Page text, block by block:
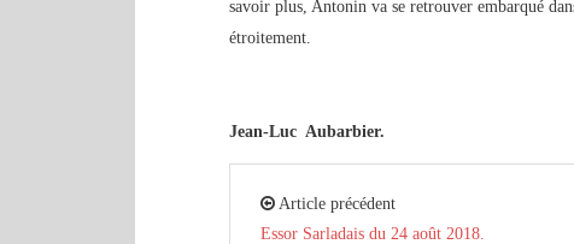
savoir plus, Antonin va se retrouver embarqué
étroitement.
Jean-Luc Aubarbier.
Article précédent
Essor Sarladais du 24 août 2018.